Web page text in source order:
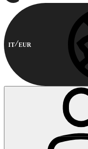
IT EUR